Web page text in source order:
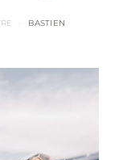
BASTIEN